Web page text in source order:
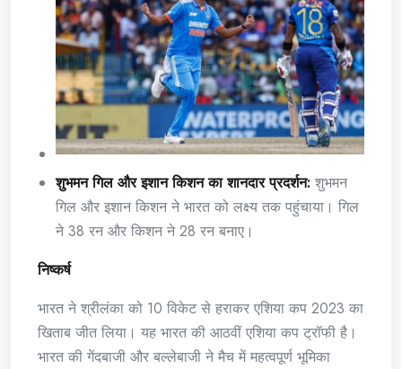
शुभमन गिल और इशान किशन का शानदार प्रदर्शन: शुभमन
गिल और इशान किशन ने भारत को लक्ष्य तक पहुंचाया। गिल
ने 38 रन और किशन ने 28 रन बनाए।
निष्कर्ष
भारत ने श्रीलंका को 10 विकेट से हराकर एशिया कप 2023 का
खिताब जीत लिया। यह भारत की आठवीं एशिया कप ट्रॉफी है।
भारत की गेंदबाजी और बल्लेबाजी ने मैच में महत्वपूर्ण भूमिका